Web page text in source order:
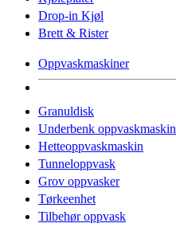
Drop-in Kjøl
Brett & Rister
Oppvaskmaskiner
Granuldisk
Underbenk oppvaskmaskin
Hetteoppvaskmaskin
Tunneloppvask
Grov oppvasker
Tørkeenhet
Tilbehør oppvask